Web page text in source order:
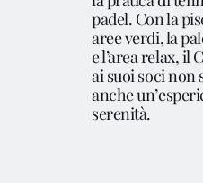
padel. Con la
aree verdi, la
e l’area relax, il
ai suoi soci non
anche
serenità.